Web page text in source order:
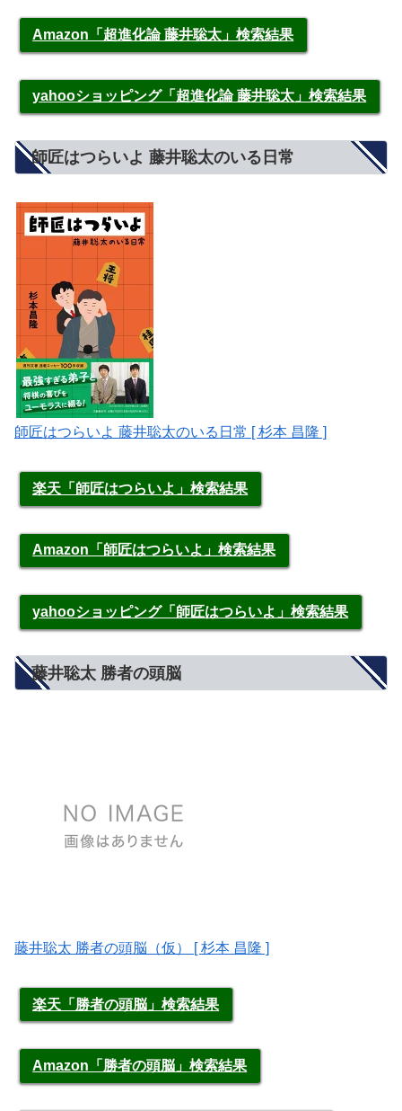
Amazon「超進化論 藤井聡太」検索結果
yahooショッピング「超進化論 藤井聡太」検索結果
師匠はつらいよ 藤井聡太のいる日常
師匠はつらいよ 藤井聡太のいる日常 [ 杉本 昌隆 ]
楽天「師匠はつらいよ」検索結果
Amazon「師匠はつらいよ」検索結果
yahooショッピング「師匠はつらいよ」検索結果
藤井聡太 勝者の頭脳
藤井聡太 勝者の頭脳（仮） [ 杉本 昌隆 ]
楽天「勝者の頭脳」検索結果
Amazon「勝者の頭脳」検索結果